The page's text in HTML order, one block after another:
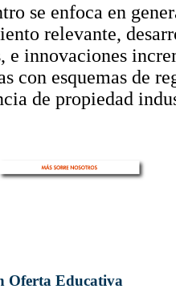
se enfoca en
relevante,
e innovaciones
con esquemas de
de propiedad
Oferta Educativa